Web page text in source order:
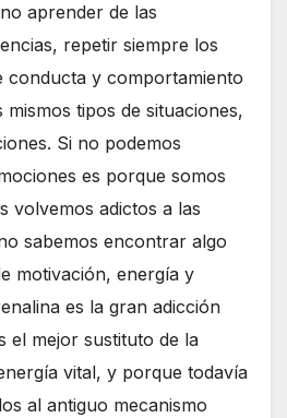
aprender de las
repetir siempre los
conducta y comportamiento
tipos de situaciones,
Si no podemos
es porque somos
volvemos adictos a las
sabemos encontrar algo
motivación, energía y
es la gran adicción
el mejor sustituto de la
vital, y porque todavía
al antiguo mecanismo